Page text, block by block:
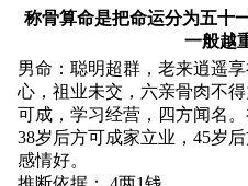
称骨算命是把命运分为五十
一般越
男命：聪明超群，老来逍遥
心，祖业未交，六亲骨肉不
可成，学习经营，四方闻名
38岁后方可成家立业，45岁
感情好。